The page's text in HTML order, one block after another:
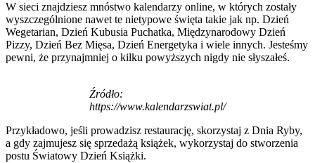
W sieci znajdziesz mnóstwo kalendarzy online, w których zostały
wyszczególnione nawet te nietypowe święta takie jak np. Dzień
Wegetarian, Dzień Kubusia Puchatka, Międzynarodowy Dzień
Pizzy, Dzień Bez Mięsa, Dzień Energetyka i wiele innych. Jesteśmy
pewni, że przynajmniej o kilku powyższych nigdy nie słyszałeś.
Źródło:
https://www.kalendarzswiat.pl/
Przykładowo, jeśli prowadzisz restaurację, skorzystaj z Dnia Ryby,
a gdy zajmujesz się sprzedażą książek, wykorzystaj do stworzenia
postu Światowy Dzień Książki.